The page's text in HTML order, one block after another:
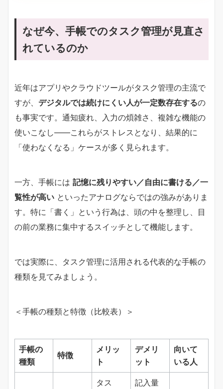
なぜ今、手帳でのタスク管理が見直さ
れているのか
近年はアプリやクラウドツールがタスク管理の主流で
すが、 デジタルでは続けにくい人が一定数存在するの
も事実です。通知疲れ、入力の煩雑さ、複雑な機能の
使いこなし――これらがストレスとなり、結果的に
「使わなくなる」ケースが多く見られます。
一方、手帳には 記憶に残りやすい／自由に書ける／一
覧性が高い といったアナログならではの強みがありま
す。特に「書く」という行為は、頭の中を整理し、目
の前の業務に集中するスイッチとして機能します。
では実際に、タスク管理に活用される代表的な手帳の
種類を見てみましょう。
＜手帳の種類と特徴（比較表）＞
手帳の
種類
特徴
メリッ
ト
デメリ
ット
向いて
いる人
タス
記入量